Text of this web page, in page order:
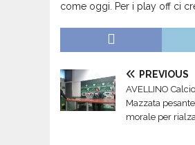
come oggi. Per i play off ci
PREVIOUS
AVELLINO
Mazzata
morale per